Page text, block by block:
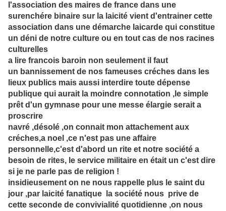
l'association des maires de france dans une
surenchére binaire sur la laicité vient d'entrainer cette
association dans une démarche laicarde qui constitue
un déni de notre culture ou en tout cas de nos racines
culturelles
a lire francois baroin non seulement il faut
un bannissement de nos fameuses créches dans les
lieux publics mais aussi interdire toute dépense
publique qui aurait la moindre connotation ,le simple
prêt d'un gymnase pour une messe élargie serait a
proscrire
navré ,désolé ,on connait mon attachement aux
créches,a noel ,ce n'est pas une affaire
personnelle,c'est d'abord un rite et notre société a
besoin de rites, le service militaire en était un c'est dire
si je ne parle pas de religion !
insidieusement on ne nous rappelle plus le saint du
jour ,par laicité fanatique la société nous prive de
cette seconde de convivialité quotidienne ,on nous